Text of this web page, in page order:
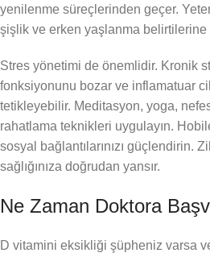
yenilenme süreçlerinden geçer.
şişlik ve erken yaşlanma belirtilerine
Stres yönetimi de önemlidir. Kronik
fonksiyonunu bozar ve inflamatuar
tetikleyebilir. Meditasyon, yoga,
rahatlama teknikleri uygulayın.
sosyal bağlantılarınızı güçlendirin.
sağlığınıza doğrudan yansır.
Ne Zaman Doktora
D vitamini eksikliği şüpheniz varsa